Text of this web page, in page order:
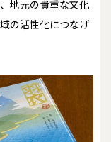
地元の貴重な文化
の活性化につなげ